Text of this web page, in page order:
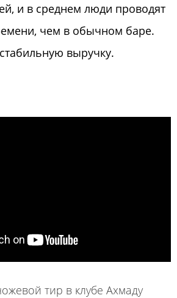
и в среднем люди проводят
чем в обычном баре.
выручку.
тир в клубе Ахмаду